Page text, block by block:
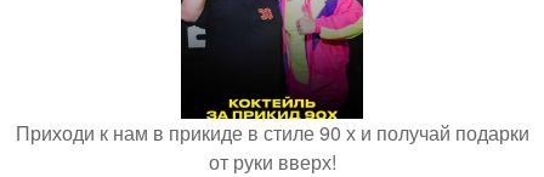
Приходи к нам в прикиде в стиле 90 х и получай подарки
от руки вверх!